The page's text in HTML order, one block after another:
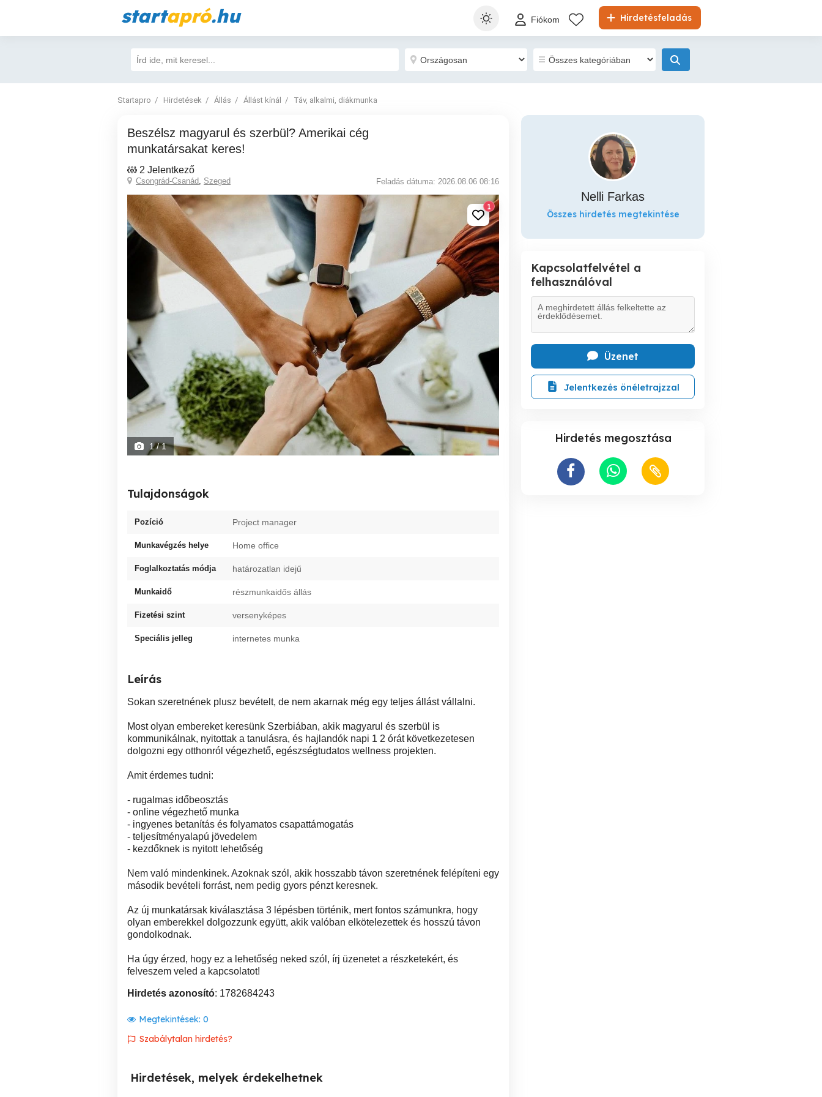
startapró.hu Hirdetésfeladás
Fiókom
Startapro Hirdetések Állás Állást kínál Táv, alkalmi, diákmunka
Beszélsz magyarul és szerbül? Amerikai cég
munkatársakat keres!
2 Jelentkező
Csongrád-Csanád, Szeged Feladás dátuma: 2026.08.06 08:16
1
1/ 1
Tulajdonságok
Pozíció Project manager
Munkavégzés helye Home office
Foglalkoztatás módja határozatlan idejű
Munkaidő részmunkaidős állás
Fizetési szint versenyképes
Speciális jelleg internetes munka
Leírás
Sokan szeretnének plusz bevételt, de nem akarnak még egy teljes állást vállalni.
Most olyan embereket keresünk Szerbiában, akik magyarul és szerbül is
kommunikálnak, nyitottak a tanulásra, és hajlandók napi 1 2 órát következetesen
dolgozni egy otthonról végezhető, egészségtudatos wellness projekten.
Amit érdemes tudni:
- rugalmas időbeosztás
- online végezhető munka
- ingyenes betanítás és folyamatos csapattámogatás
- teljesítményalapú jövedelem
- kezdőknek is nyitott lehetőség
Nem való mindenkinek. Azoknak szól, akik hosszabb távon szeretnének felépíteni egy
második bevételi forrást, nem pedig gyors pénzt keresnek.
Az új munkatársak kiválasztása 3 lépésben történik, mert fontos számunkra, hogy
olyan emberekkel dolgozzunk együtt, akik valóban elkötelezettek és hosszú távon
gondolkodnak.
Ha úgy érzed, hogy ez a lehetőség neked szól, írj üzenetet a részketekért, és
felveszem veled a kapcsolatot!
Hirdetés azonosító: 1782684243
Megtekintések: 0
Szabálytalan hirdetés?
Hirdetések, melyek érdekelhetnek
Nelli Farkas
Összes hirdetés megtekintése
Kapcsolatfelvétel a
felhasználóval
Üzenet
Jelentkezés önéletrajzzal
Hirdetés megosztása